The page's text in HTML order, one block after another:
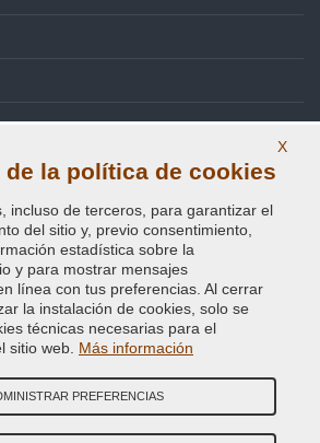
2014 - 2026. All Rights Reserved.
Visitantes En Línea: 639
Credits: E-COMIT
en nuestras redes sociales
X
de la política de cookies
incluso de terceros, para garantizar el
del sitio y, previo consentimiento,
estadística sobre la
y para mostrar mensajes
línea con tus preferencias. Al cerrar
la instalación de cookies, solo se
técnicas necesarias para el
sitio web. Más información
PREFERENCIAS